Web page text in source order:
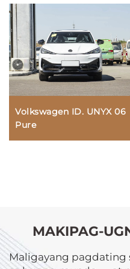
Volkswagen ID. UNYX 06
Pure
MAKIPAG-
Maligayang